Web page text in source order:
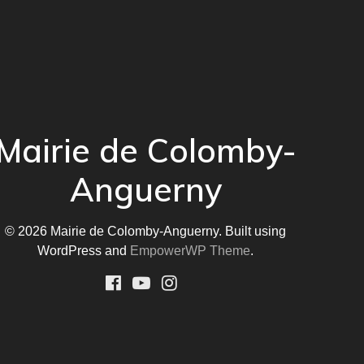
de Colomby-
Anguerny
© 2026 Mairie de Colomby-Anguerny. Built using
WordPress and EmpowerWP Theme.